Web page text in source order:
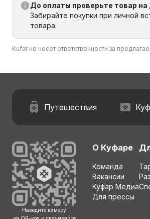
До оплаты проверьте товар
Забирайте покупки при личной
товара.
Kufar не несет ответственности за
Путешествия
Наведите камеру
О Куфаре
Команда
Вакансии
Куфар Медиа
Для прессы